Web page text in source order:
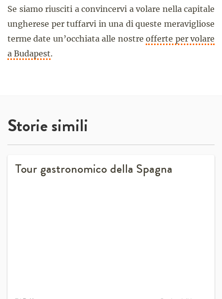
Se siamo riusciti a convincervi a volare nella capitale
ungherese per tuffarvi in una di queste meravigliose
terme date un’occhiata alle nostreofferte per volare
a Budapest.
Storie simili
Tour gastronomico della Spagna